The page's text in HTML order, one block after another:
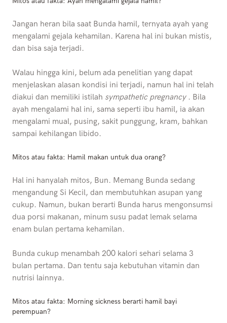
Jangan heran bila saat Bunda hamil, ternyata ayah yang
mengalami gejala kehamilan. Karena hal ini bukan mistis,
dan bisa saja terjadi.
Walau hingga kini, belum ada penelitian yang dapat
menjelaskan alasan kondisi ini terjadi, namun hal ini telah
diakui dan memiliki istilah sympathetic pregnancy . Bila
ayah mengalami hal ini, sama seperti ibu hamil, ia akan
mengalami mual, pusing, sakit punggung, kram, bahkan
sampai kehilangan libido.
Mitos atau fakta: Hamil makan untuk dua orang?
Hal ini hanyalah mitos, Bun. Memang Bunda sedang
mengandung Si Kecil, dan membutuhkan asupan yang
cukup. Namun, bukan berarti Bunda harus mengonsumsi
dua porsi makanan, minum susu padat lemak selama
enam bulan pertama kehamilan.
Bunda cukup menambah 200 kalori sehari selama 3
bulan pertama. Dan tentu saja kebutuhan vitamin dan
nutrisi lainnya.
Mitos atau fakta: Morning sickness berarti hamil bayi
perempuan?